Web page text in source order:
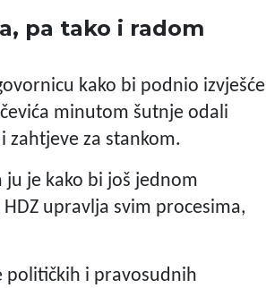
pa tako i radom
kako bi podnio izvješće
minutom šutnje odali
zahtjeve za stankom.
ju je kako bi još jednom
upravlja svim procesima,
političkih i pravosudnih